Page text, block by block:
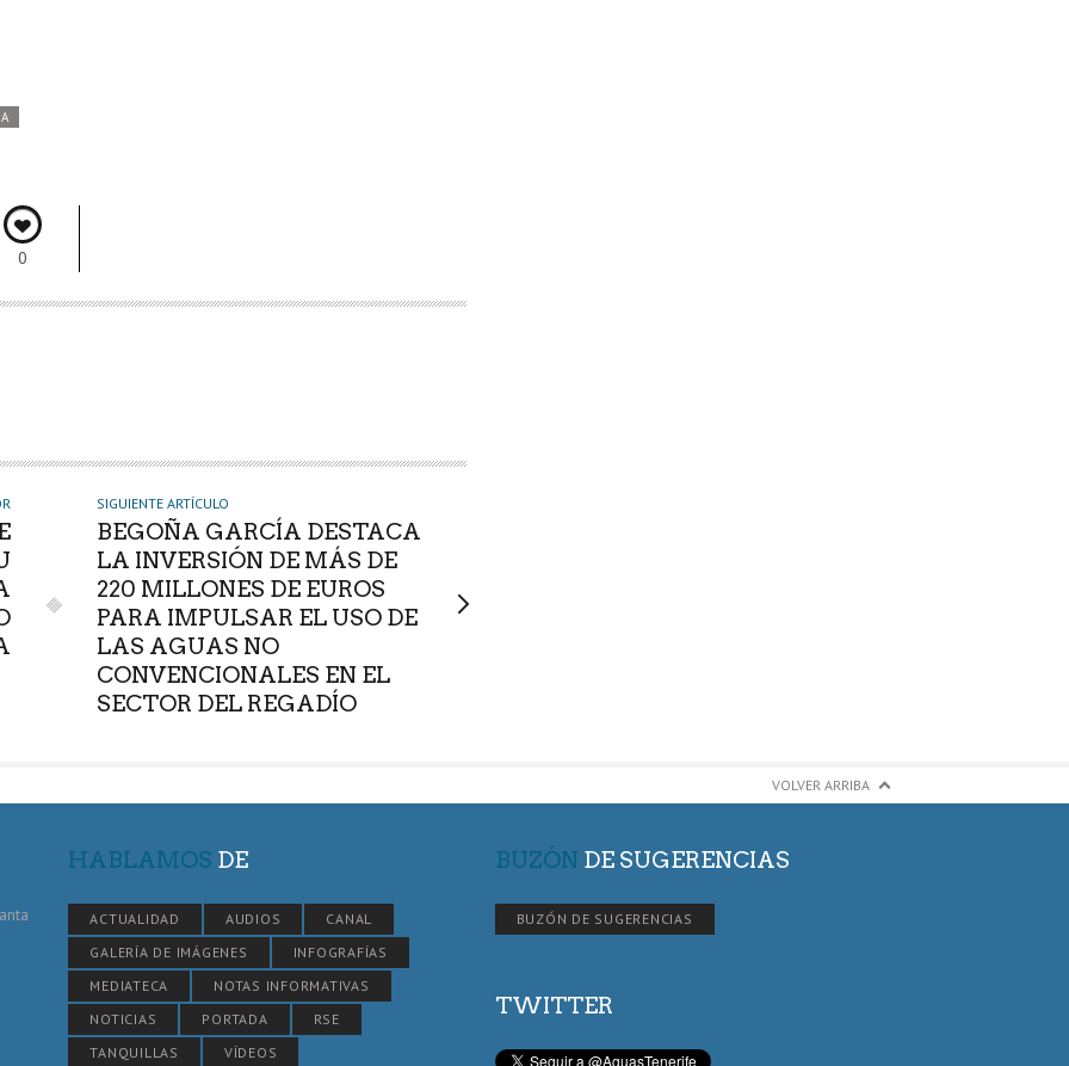
0
SIGUIENTE ARTÍCULO
BEGOÑA GARCÍA DESTACA
LA INVERSIÓN DE MÁS DE
220 MILLONES DE EUROS
PARA IMPULSAR EL USO DE
LAS AGUAS NO
CONVENCIONALES EN EL
SECTOR DEL REGADÍO
VOLVER ARRIBA
HABLAMOS DE
ACTUALIDAD AUDIOS
CANAL
GALERÍA DE IMÁGENES
INFOGRAFÍAS
MEDIATECA
NOTAS INFORMATIVAS
NOTICIAS
PORTADA
RSE
TANQUILLAS
VÍDEOS
BUZÓN DE SUGERENCIAS
BUZÓN DE SUGERENCIAS
TWITTER